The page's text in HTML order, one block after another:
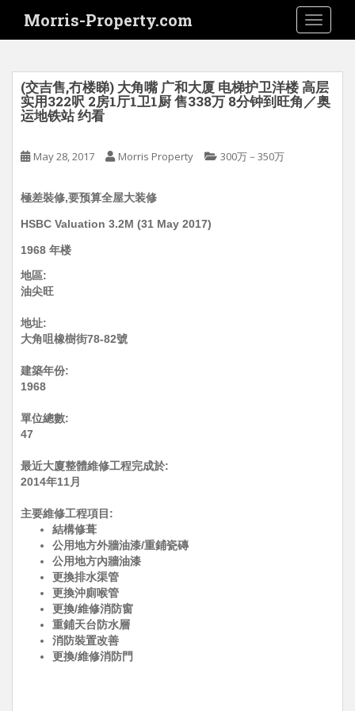
i
Morris-Property.com
(交吉售,冇楼睇) 大角嘴 广和大厦 电梯护卫洋楼 高层
实用322呎 2房1厅1卫1厨 售338万 8分钟到旺角／奥
运地铁站 约看
May 28, 2017 Morris Property 300万－350万
極差裝修,要预算全屋大装修
HSBC Valuation 3.2M (31 May 2017)
1968 年楼
地區:
油尖旺
地址:
大角咀橡樹街78-82號
建築年份:
1968
單位總數:
47
最近大廈整體維修工程完成於:
2014年11月
主要維修工程項目:
結構修葺
公用地方外牆油漆/重鋪瓷磚
公用地方內牆油漆
更換排水渠管
更換沖廁喉管
更換/維修消防窗
重鋪天台防水層
消防裝置改善
更換/維修消防門